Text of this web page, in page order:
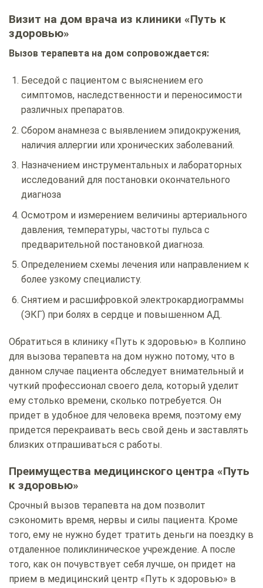
Визит на дом врача из клиники «Путь к
здоровью»
Вызов терапевта на дом сопровождается:
Беседой с пациентом с выяснением его
симптомов, наследственности и переносимости
различных препаратов.
Сбором анамнеза с выявлением эпидокружения,
наличия аллергии или хронических заболеваний.
Назначением инструментальных и лабораторных
исследований для постановки окончательного
диагноза
Осмотром и измерением величины артериального
давления, температуры, частоты пульса с
предварительной постановкой диагноза.
Определением схемы лечения или направлением к
более узкому специалисту.
Снятием и расшифровкой электрокардиограммы
(ЭКГ) при болях в сердце и повышенном АД.
Обратиться в клинику «Путь к здоровью» в Колпино
для вызова терапевта на дом нужно потому, что в
данном случае пациента обследует внимательный и
чуткий профессионал своего дела, который уделит
ему столько времени, сколько потребуется. Он
придет в удобное для человека время, поэтому ему
придется перекраивать весь свой день и заставлять
близких отпрашиваться с работы.
Преимущества медицинского центра «Путь
к здоровью»
Срочный вызов терапевта на дом позволит
сэкономить время, нервы и силы пациента. Кроме
того, ему не нужно будет тратить деньги на поездку в
отдаленное поликлиническое учреждение. А после
того, как он почувствует себя лучше, он придет на
прием в медицинский центр «Путь к здоровью» в